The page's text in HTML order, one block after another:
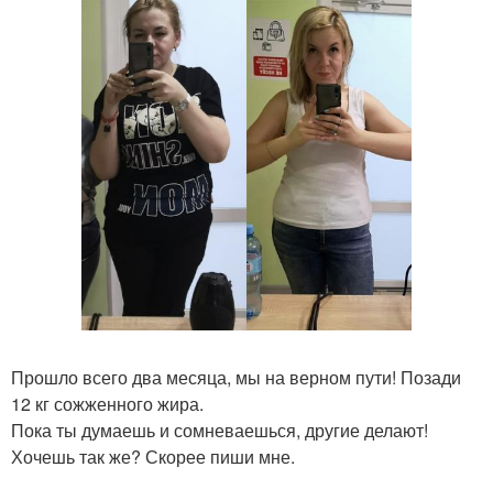
Прошло всего два месяца, мы на верном пути! Позади
12 кг сожженного жира.
Пока ты думаешь и сомневаешься, другие делают!
Хочешь так же? Скорее пиши мне.